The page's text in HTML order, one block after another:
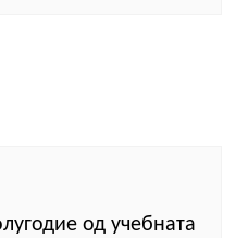
од учебната